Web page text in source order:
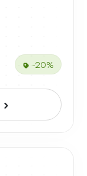
-20%